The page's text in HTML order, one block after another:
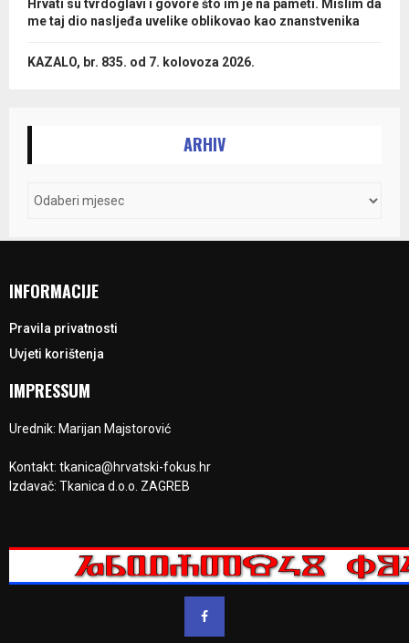
Hrvati su tvrdoglavi i govore što im je na pameti. Mislim da
me taj dio nasljeđa uvelike oblikovao kao znanstvenika
KAZALO, br. 835. od 7. kolovoza 2026.
ARHIV
INFORMACIJE
Pravila privatnosti
Uvjeti korištenja
IMPRESSUM
Urednik: Marijan Majstorović
Kontakt: tkanica@hrvatski-fokus.hr
Izdavač: Tkanica d.o.o. ZAGREB